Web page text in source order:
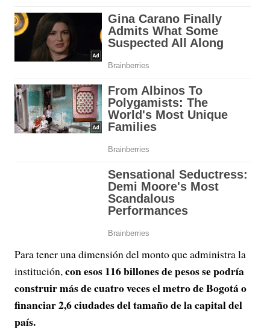
Para tener una dimensión del monto que administra la
institución, con esos 116 billones de pesos se podría
construir más de cuatro veces el metro de Bogotá o
financiar 2,6 ciudades del tamaño de la capital del
país.